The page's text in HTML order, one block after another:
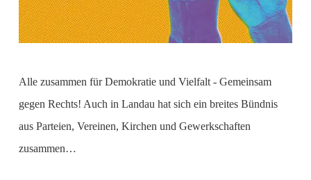
Alle zusammen für Demokratie und Vielfalt - Gemeinsam
gegen Rechts! Auch in Landau hat sich ein breites Bündnis
aus Parteien, Vereinen, Kirchen und Gewerkschaften
zusammen…